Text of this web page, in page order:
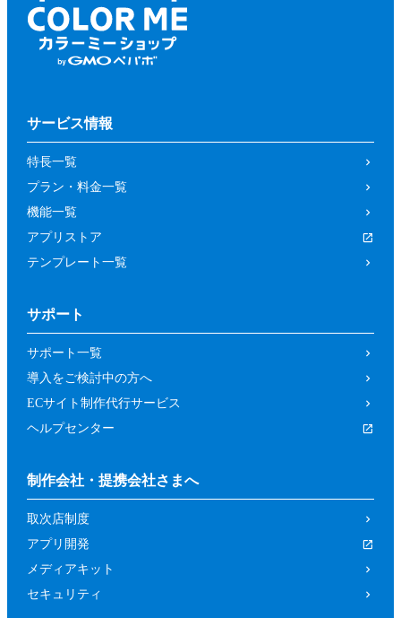
サービス情報
特長一覧
プラン・料金一覧
機能一覧
アプリストア
テンプレート一覧
サポート
サポート一覧
導入をご検討中の方へ
ECサイト制作代行サービス
ヘルプセンター
制作会社・提携会社さまへ
取次店制度
アプリ開発
メディアキット
セキュリティ